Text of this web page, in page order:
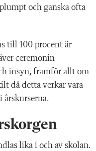
och ganska ofta
till 100 procent är
ceremonin
insyn, framför allt om
då detta verkar vara
årskurserna.
lika i och av skolan.